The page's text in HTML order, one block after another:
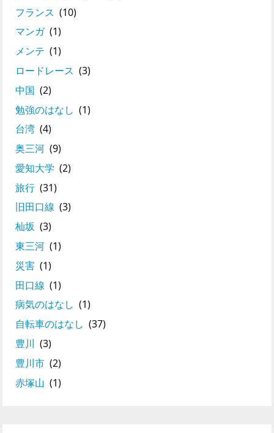
フランス (10)
マンガ(1)
メンテ (1)
ロードレース (3)
中国 (2)
勉強のはなし (1)
台湾 (4)
奥三河 (9)
愛知大学 (2)
旅行 (31)
旧田口線 (3)
杣坂 (3)
東三河 (1)
災害 (1)
田口線 (1)
病気のはなし (1)
自転車のはなし (37)
豊川 (3)
豊川市 (2)
赤塚山 (1)